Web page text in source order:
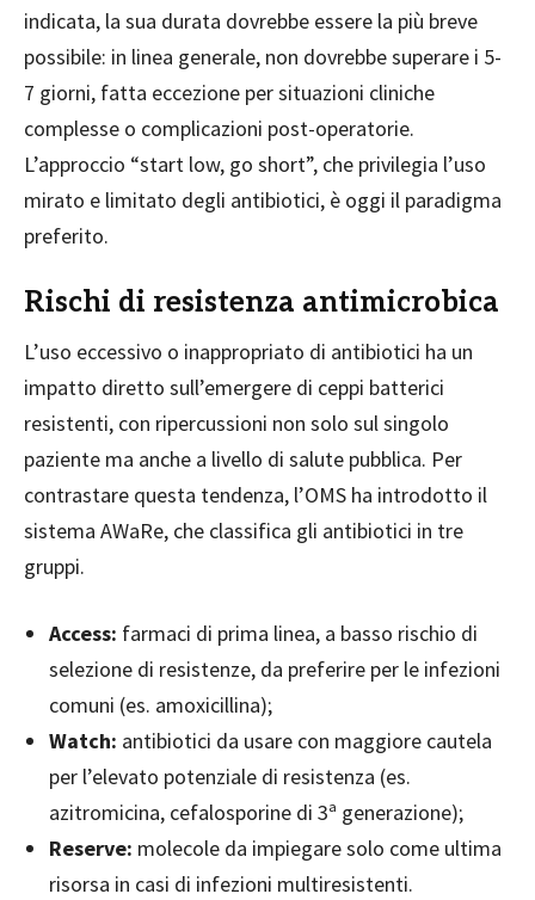
indicata, la sua durata dovrebbe essere la più breve
possibile: in linea generale, non dovrebbe superare i 5-
7 giorni, fatta eccezione per situazioni cliniche
complesse o complicazioni post-operatorie.
L’approccio “start low, go short”, che privilegia l’uso
mirato e limitato degli antibiotici, è oggi il paradigma
preferito.
Rischi di resistenza antimicrobica
L’uso eccessivo o inappropriato di antibiotici ha un
impatto diretto sull’emergere di ceppi batterici
resistenti, con ripercussioni non solo sul singolo
paziente ma anche a livello di salute pubblica. Per
contrastare questa tendenza, l’OMS ha introdotto il
sistema AWaRe, che classifica gli antibiotici in tre
gruppi.
Access: farmaci di prima linea, a basso rischio di
selezione di resistenze, da preferire per le infezioni
comuni (es. amoxicillina);
Watch: antibiotici da usare con maggiore cautela
per l’elevato potenziale di resistenza (es.
azitromicina, cefalosporine di 3ª generazione);
Reserve: molecole da impiegare solo come ultima
risorsa in casi di infezioni multiresistenti.